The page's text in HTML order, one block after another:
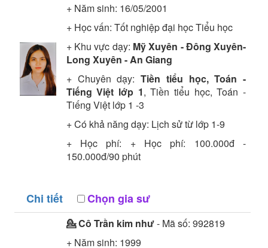
+ Năm sinh: 16/05/2001
+ Học vấn: Tốt nghiệp đại họcTiểu học
+ Khu vực dạy: Mỹ Xuyên - Đông Xuyên-
Long Xuyên - An Giang
+ Chuyên dạy:Tiền tiểu học, Toán -
Tiếng Việt lớp 1, Tiền tiểu học, Toán -
Tiếng Việt lớp 1 -3
+ Có khả năng dạy: Lịch sử từ lớp 1-9
+ Học phí: + Học phí: 100.000đ -
150.000đ/90 phút
Chi tiết Chọn gia sư
💁 Cô Trần kim như- Mã số: 992819
+ Năm sinh: 1999